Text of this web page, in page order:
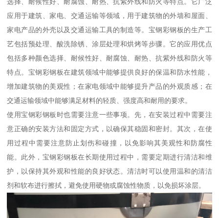
应用于建筑、家电、交通运输等领域，用于建筑物的外墙和屋面、
家电产品的外壳以及交通运输工具的制造等。宝钢彩钢板的生产工
艺包括预处理、酸洗除锈、涂层处理和烘烤等步骤。它的应用优点
包括多种颜色选择、耐候性好、耐腐蚀、耐热、抗紫外线和防火等
特点。宝钢彩钢板在建筑领域中能够提供良好的保温和防水性能，
增加建筑物的美观性；在家电领域中能够提升产品的外观质感；在
交通运输领域中能够满足材料的轻质、强度高和耐用的要求。
使用宝钢彩钢板时也需要注意一些事项。先，在安装过程中需要注
意正确的安装方法和固定方式，以确保其稳固和密封。其次，在使
用过程中需要注意防止划伤和碰撞，以免影响其美观性和防腐性
能。此外，宝钢彩钢板在长期使用过程中，需要定期进行清洁和维
护，以保持其外观和性能的良好状态。清洁时可以使用温和的清洁
剂和软布进行擦拭，避免使用硬物或腐蚀性物质，以免损坏涂层。